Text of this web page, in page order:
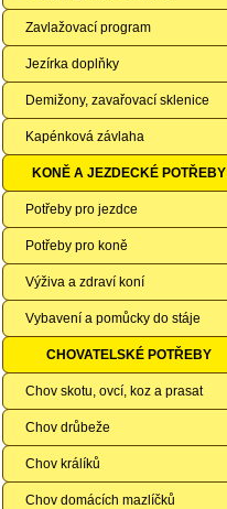
Zavlažovací program
Jezírka doplňky
Demižony, zavařovací sklenice
Kapénková závlaha
KONĚ A JEZDECKÉ POTŘEBY
Potřeby pro jezdce
Potřeby pro koně
Výživa a zdraví koní
Vybavení a pomůcky do stáje
CHOVATELSKÉ POTŘEBY
Chov skotu, ovcí, koz a prasat
Chov drůbeže
Chov králíků
Chov domácích mazlíčků